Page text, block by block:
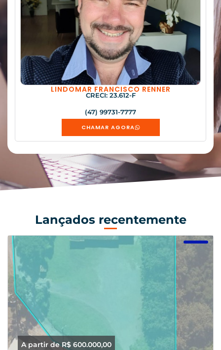
LINDOMAR FRANCISCO RENNER
CRECI: 23.612-F
(47) 99731-7777
CHAMAR AGORA
Lançados recentemente
A partir de R$ 600.000,00